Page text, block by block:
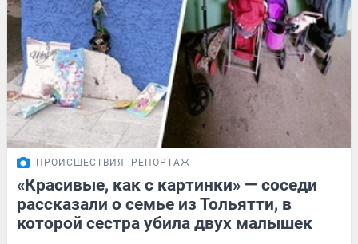
ПРОИСШЕСТВИЯ РЕПОРТАЖ
«Красивые, как с картинки» — соседи
рассказали о семье из Тольятти, в
которой сестра убила двух малышек